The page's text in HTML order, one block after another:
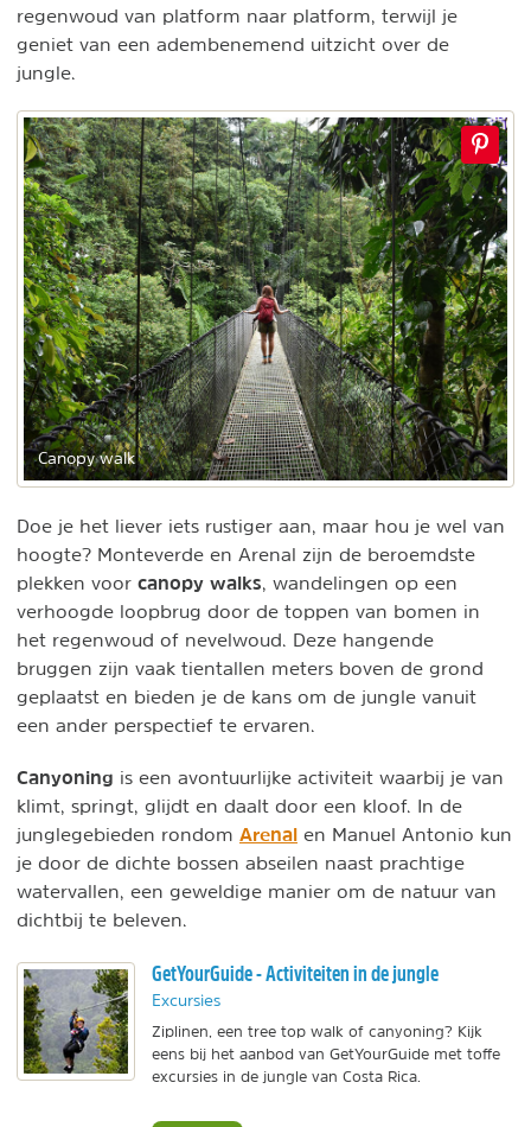
regenwoud van platform naar platform, terwijl je
geniet van een adembenemend uitzicht over de
jungle.
Canopy walk
Doe je het liever iets rustiger aan, maar hou je wel van
hoogte? Monteverde en Arenal zijn de beroemdste
plekken voor canopy walks , wandelingen op een
verhoogde loopbrug door de toppen van bomen in
het regenwoud of nevelwoud. Deze hangende
bruggen zijn vaak tientallen meters boven de grond
geplaatst en bieden je de kans om de jungle vanuit
een ander perspectief te ervaren.
Canyoning is een avontuurlijke activiteit waarbij je van
klimt, springt, glijdt en daalt door een kloof. In de
junglegebieden rondom Arenal en Manuel Antonio kun
je door de dichte bossen abseilen naast prachtige
watervallen, een geweldige manier om de natuur van
dichtbij te beleven.
GetYourGuide - Activiteiten in de jungle
Excursies
Ziplinen, een tree top walk of canyoning? Kijk
eens bij het aanbod van GetYourGuide met toffe
excursies in de jungle van Costa Rica.